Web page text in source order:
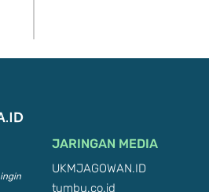
JARINGAN MEDIA
UKMJAGOWAN.ID